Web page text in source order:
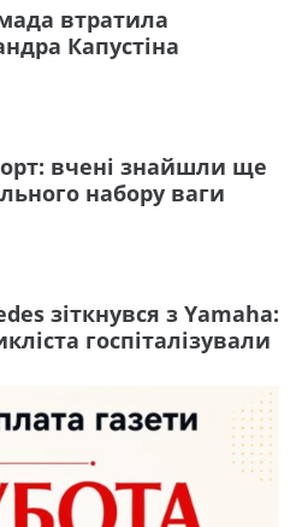
втратила
Капустіна
вчені знайшли ще
набору ваги
зіткнувся з Yamaha:
госпіталізували